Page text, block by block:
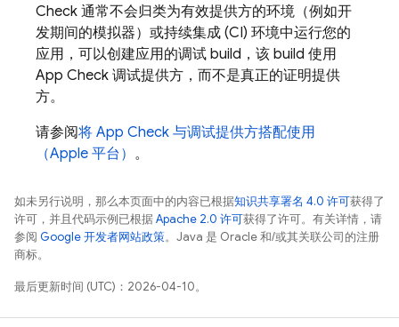
Check 通常不会归类为有效提供方的环境（例如开
发期间的模拟器）或持续集成 (CI) 环境中运行您的
应用，可以创建应用的调试 build，该 build 使用
App Check 调试提供方，而不是真正的证明提供
方。
请参阅将 App Check 与调试提供方搭配使用
（Apple 平台） 。
如未另行说明，那么本页面中的内容已根据知识共享署名 4.0 许可获得了
许可，并且代码示例已根据Apache 2.0 许可获得了许可。有关详情，请
参阅 Google 开发者网站政策。Java 是 Oracle 和/或其关联公司的注册
商标。
最后更新时间 (UTC)：2026-04-10。